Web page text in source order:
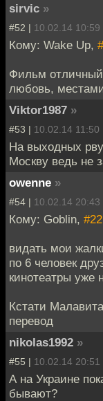
sirvic »
#52 | 10.02.14 10:59
Кому: Wake Up,
Фильм
любовь,
Viktor1987 »
#53 | 10.02.14 11:50
На выходных
Москву ведь не
owenne »
#54 | 10.02.14 20:43
Кому: Goblin, #22
видать мои
по 6 человек
кинотеатры уже
Кстати
перевод
nikolas1992 »
#55 | 10.02.14 20:51
А на Украине
бывают?